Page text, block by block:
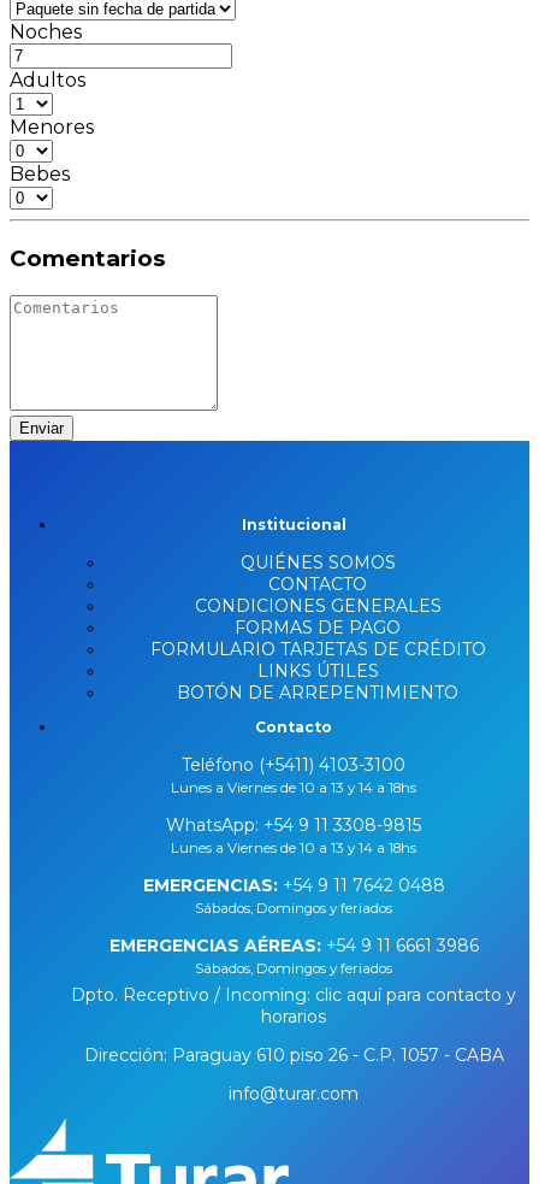
Noches
Adultos
Menores
Bebes
Comentarios
Enviar
Institucional
QUIÉNES SOMOS
CONTACTO
CONDICIONES GENERALES
FORMAS DE PAGO
FORMULARIO TARJETAS DE CRÉDITO
LINKS ÚTILES
BOTÓN DE ARREPENTIMIENTO
Contacto
Teléfono (+5411) 4103-3100
Lunes a Viernes de 10 a 13 y 14 a 18hs
WhatsApp: +54 9 11 3308-9815
Lunes a Viernes de 10 a 13 y 14 a 18hs
EMERGENCIAS: +54 9 11 7642 0488
Sábados, Domingos y feriados
EMERGENCIAS AÉREAS: +54 9 11 6661 3986
Sábados, Domingos y feriados
Dpto. Receptivo / Incoming: clic aquí para contacto y
horarios
Dirección: Paraguay 610 piso 26 - C.P. 1057 - CABA
info@turar.com